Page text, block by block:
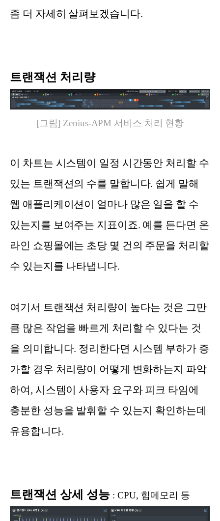
좀 더 자세히 살펴보겠습니다.
트랜잭션 처리량
[그림] Zenius-APM 서비스 처리 현황
이 차트는 시스템이 일정 시간동안 처리할 수
있는 트랜잭션의 수를 말합니다. 쉽게 말해
웹 애플리케이션이 얼마나 많은 일을 할 수
있는지를 보여주는 지표이죠. 예를 든다면 온
라인 쇼핑몰에는 초당 몇 건의 주문을 처리할
수 있는지를 나타냅니다.
여기서 트랜잭션 처리량이 높다는 것은 그만
큼 많은 작업을 빠르게 처리할 수 있다는 것
을 의미합니다. 정리한다면 시스템 부하가 증
가할 경우 처리량이 어떻게 변화하는지 파악
하여, 시스템이 사용자 요구와 피크 타임에
충분한 성능을 발휘할 수 있는지 확인하는데
유용합니다.
트랜잭션 상세 성능 : CPU, 힙메모리 등